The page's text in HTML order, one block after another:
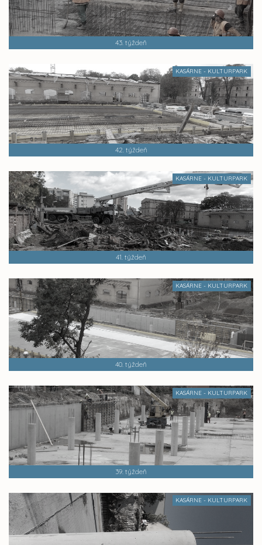
43. týždeň
KASÁRNE - KULTURPARK
42. týždeň
KASÁRNE - KULTURPARK
41. týždeň
KASÁRNE - KULTURPARK
40. týždeň
KASÁRNE - KULTURPARK
39. týždeň
KASÁRNE - KULTURPARK